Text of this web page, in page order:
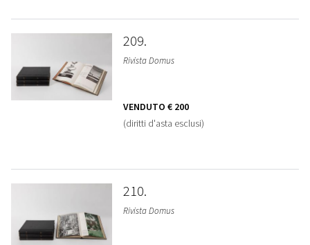
209
Rivista Domus
VENDUTO € 200
(diritti d'asta esclusi)
210
Rivista Domus